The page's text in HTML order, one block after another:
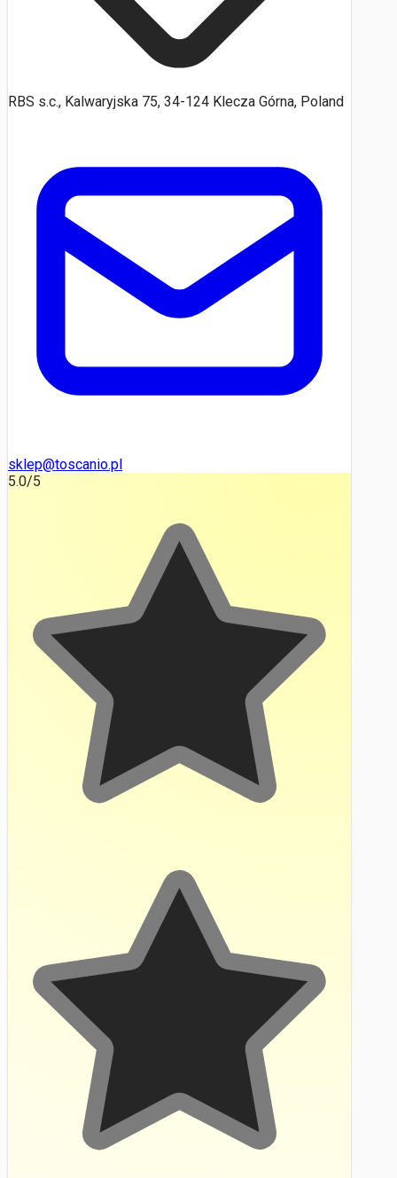
RBS s.c., Kalwaryjska 75, 34-124 Klecza Górna, Poland
sklep@toscanio.pl
5.0/5